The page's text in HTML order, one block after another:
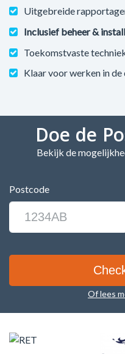
Uitgebreide
Inclusief beheer &
Toekomstvaste
Klaar voor werken in de
Doe de
Bekijk de
Postcode
Of lees